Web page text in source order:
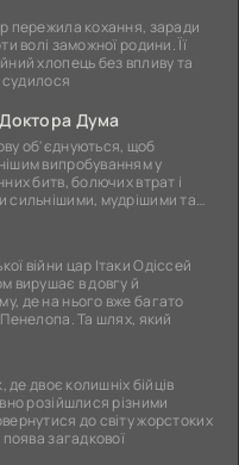
пережила кохання, заради
волі заможної родини. Її
хлопець без впливу та
судилося
Дума
об'єднуються, щоб
випробуванням у
битв, болючих втрат і
сильнішими, мудрішими та
війни цар Ітаки Одіссей
вирушає в довгу й
де на нього вже багато
Та шлях, який
де двоє колишніх бійців
розійшлися різними
до світу жорстоких
загадкової